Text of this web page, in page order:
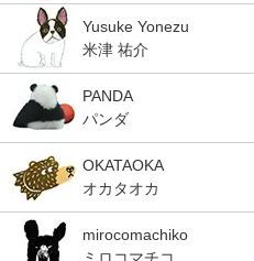
Yusuke Yonezu
米津 祐介
PANDA
パンダ
OKATAOKA
オカタオカ
mirocomachiko
ミロコマチコ